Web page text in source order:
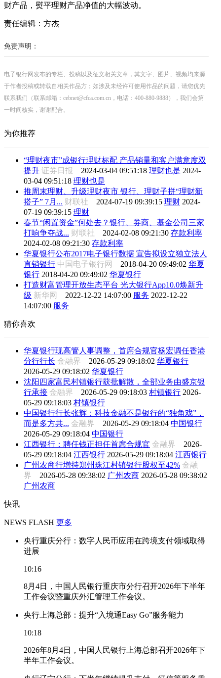
财产品，熨平理财产品净值的大幅波动。
责任编辑：方杰
免责声明：
电子银行网发布的专栏、投稿以及征文相关文章，其文字、图片、视频均来源
于作者投稿或转载自相关作品方；如涉及未经许可使用作品的问题，请您优先
联系我们（联系邮箱：cebnet@cfca.com.cn，电话：400-880-9888），我们会第
一时间核实，谢谢配合。
为你推荐
“理财夜市”成银行理财标配 产品销量和客户满意度双
提升 证券日报 2024-03-04 09:51:18 理财也是 2024-
03-04 09:51:18 理财也是
推周末理财、升级理财夜市 银行、理财子拼“理财新
搭子” 7月... 财联社 2024-07-19 09:39:15 理财 2024-
07-19 09:39:15 理财
春节“闲置资金”何处去？银行、券商、基金公司三家
打响争夺战... 财联社 2024-02-08 09:21:30 存款利率
2024-02-08 09:21:30 存款利率
华夏银行公布2017电子银行数据 宣告拟设立独立法人
直销银行 中国电子银行网 2018-04-20 09:49:02 华夏
银行 2018-04-20 09:49:02 华夏银行
打造财富管理开放生态平台 光大银行App10.0焕新升
级 新华网 2022-12-22 14:07:00 服务 2022-12-22
14:07:00 服务
猜你喜欢
华夏银行现高管人事调整，首席合规官杨宏调任香港
分行行长 金融界 2026-05-29 09:18:02 华夏银行
2026-05-29 09:18:02 华夏银行
沈阳四家富民村镇银行获批解散，全部业务由盛京银
行承接 金融界 2026-05-29 09:18:03 村镇银行 2026-
05-29 09:18:03 村镇银行
中国银行行长张辉：科技金融不是银行的“独角戏”，
而是多方共... 金融界 2026-05-29 09:18:04 中国银行
2026-05-29 09:18:04 中国银行
江西银行：聘任钱正担任首席合规官 金融界 2026-
05-29 09:18:04 江西银行 2026-05-29 09:18:04 江西银行
广州农商行增持郑州珠江村镇银行股权至42% 金融
界 2026-05-28 09:38:02 广州农商 2026-05-28 09:38:02
广州农商
快讯
NEWS FLASH 更多
央行重庆分行：数字人民币应用在跨境支付领域取得
进展
10:16
8月4日，中国人民银行重庆市分行召开2026年下半年
工作会议暨重庆外汇管理工作会议。
央行上海总部：提升“入境通Easy Go”服务能力
10:18
2026年8月4日，中国人民银行上海总部召开2026年下
半年工作会议。